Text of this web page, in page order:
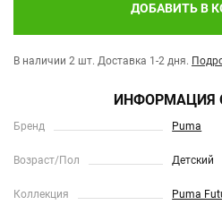
ДОБАВИТЬ В
В наличии 2 шт. Доставка 1-2 дня.
ИНФОРМАЦИЯ
Бренд Puma
Возраст/Пол Детский
Коллекция Puma